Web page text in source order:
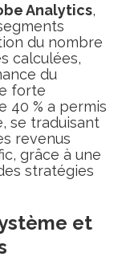
Analytics,
du nombre
calculées,
du
forte
40 % a permis
se traduisant
revenus
grâce à une
stratégies
et